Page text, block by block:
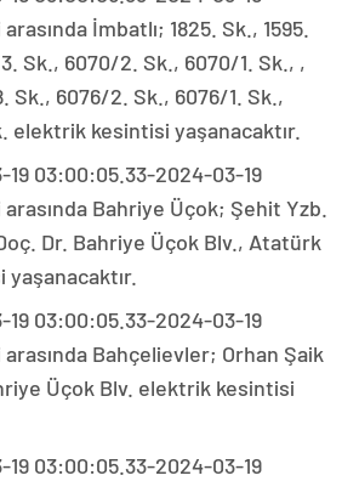
İmbatlı; 1825. Sk., 1595.
Sk., 6070/2. Sk., 6070/1. Sk., ,
Sk., 6076/2. Sk., 6076/1. Sk.,
elektrik kesintisi yaşanacaktır.
03:00:05.33-2024-03-19
Bahriye Üçok; Şehit Yzb.
Dr. Bahriye Üçok Blv., Atatürk
03:00:05.33-2024-03-19
Bahçelievler; Orhan Şaik
Üçok Blv. elektrik kesintisi
03:00:05.33-2024-03-19